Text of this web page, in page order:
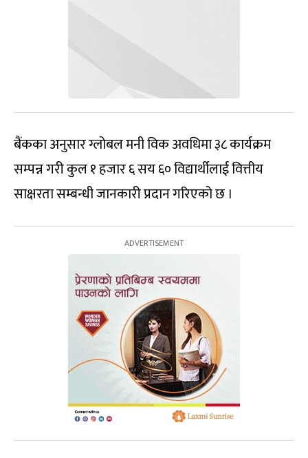
बैंकका अनुसार ग्लोबल मनी विक अवधिमा ३८ कार्यक्रम
सम्पन्न गरी कुल १ हजार ६ सय ६० विद्यार्थीलाई वित्तीय
साक्षरता सम्बन्धी जानकारी प्रदान गरिएको छ ।